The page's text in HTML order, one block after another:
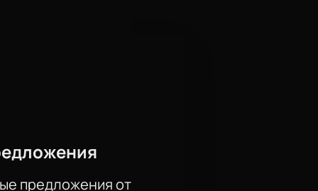
настоящего
предложения от